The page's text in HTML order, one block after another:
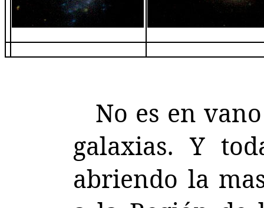
No es en
galaxias. Y
abriendo la